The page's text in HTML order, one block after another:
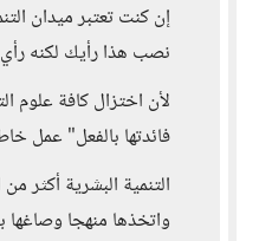
إن كنت تعتبر ميدان
نصب هذا رأيك لكنه
لأن اختزال كافة علوم
فائدتها بالفعل" عمل
التنمية البشرية أكثر
واتخذها منهجا وصاغها